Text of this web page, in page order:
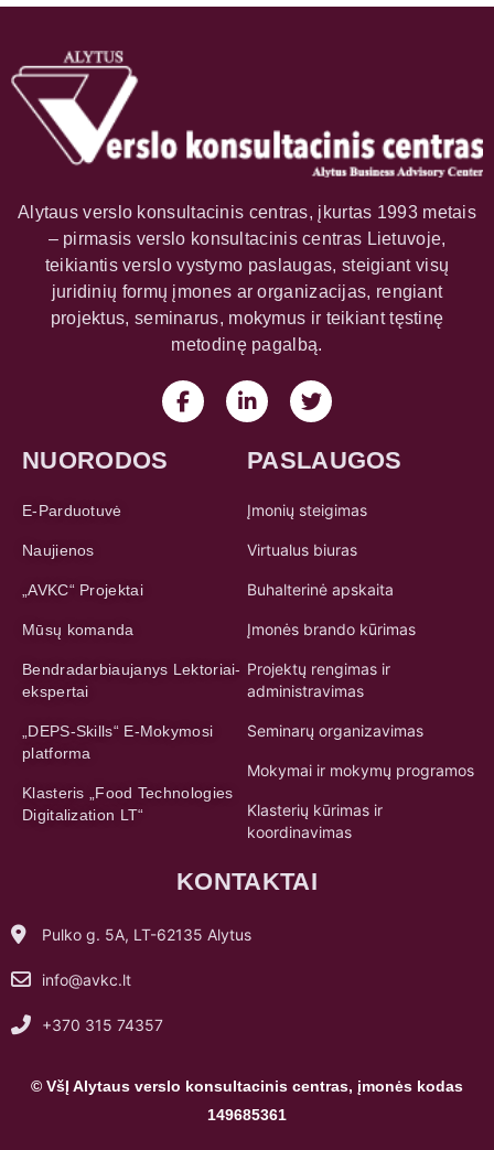
Alytaus verslo konsultacinis centras, įkurtas 1993 metais
– pirmasis verslo konsultacinis centras Lietuvoje,
teikiantis verslo vystymo paslaugas, steigiant visų
juridinių formų įmones ar organizacijas, rengiant
projektus, seminarus, mokymus ir teikiant tęstinę
metodinę pagalbą.
NUORODOS
E-Parduotuvė
Naujienos
„AVKC“ Projektai
Mūsų komanda
Bendradarbiaujanys Lektoriai-
ekspertai
„DEPS-Skills“ E-Mokymosi
platforma
Klasteris „Food Technologies
Digitalization LT“
PASLAUGOS
Įmonių steigimas
Virtualus biuras
Buhalterinė apskaita
Įmonės brando kūrimas
Projektų rengimas ir
administravimas
Seminarų organizavimas
Mokymai ir mokymų programos
Klasterių kūrimas ir
koordinavimas
KONTAKTAI
Pulko g. 5A, LT-62135 Alytus
info@avkc.lt
+370 315 74357
© VšĮ Alytaus verslo konsultacinis centras, įmonės kodas
149685361